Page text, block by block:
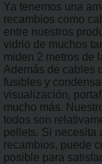
Ya tenemos una
recambios como
entre nuestros
vidrio de muchos
miden 2 metros de
Además de cables
fusibles y
visualización,
mucho más.
todos son
pellets. Si necesita
recambios, puede
posible para